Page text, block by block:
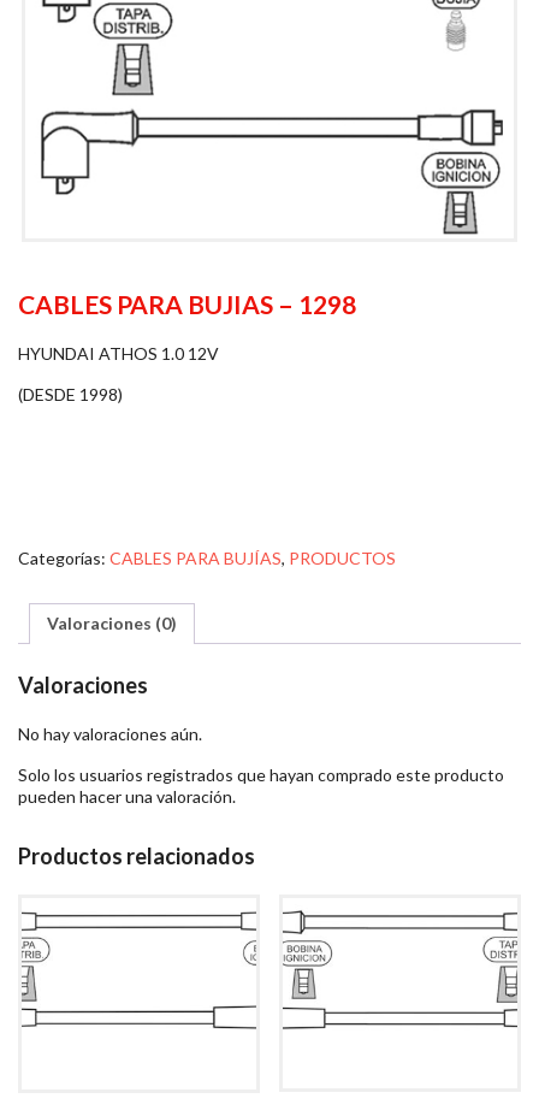
CABLES PARA BUJIAS – 1298
HYUNDAI ATHOS 1.0 12V
(DESDE 1998)
Categorías: CABLES PARA BUJÍAS, PRODUCTOS
Valoraciones (0)
Valoraciones
No hay valoraciones aún.
Solo los usuarios registrados que hayan comprado este producto
pueden hacer una valoración.
Productos relacionados